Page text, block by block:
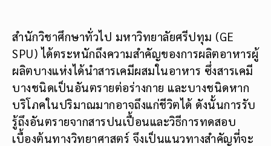
สำนักวิชาศึกษาทั่วไป มหาวิทยาลัยศรีปทุม (GE
SPU) ได้ตระหนักถึงความสำคัญของการผลิตอาหารผู้
ผลิตบางแห่งได้นำสารเคมีผสมในอาหาร ซึ่งสารเคมี
บางชนิดเป็นอันตรายต่อร่างกาย และบางชนิดหาก
บริโภคในปริมาณมากอาจถึงแก่ชีวิตได้ ดังนั้นการรับ
รู้ถึงอันตรายจากสารปนเปื้อนและวิธีการทดสอบ
เบื้องต้นทางวิทยาศาสตร์ จึงเป็นแนวทางสำคัญที่จะ